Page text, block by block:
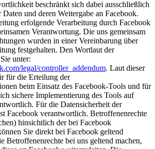
beschränkt sich dabei ausschließlich
und deren Weitergabe an Facebook.
erfolgende Verarbeitung durch Facebook
Verantwortung. Die uns gemeinsam
wurden in einer Vereinbarung über
festgehalten. Den Wortlaut der
unter:
legal/controller_addendum. Laut dieser
für die Erteilung der
beim Einsatz des Facebook-Tools und für
sichere Implementierung des Tools auf
Für die Datensicherheit der
Facebook verantwortlich. Betroffenenrechte
hinsichtlich der bei Facebook
Sie direkt bei Facebook geltend
Betroffenenrechte bei uns geltend machen,